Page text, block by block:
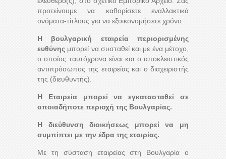
προτείνουμε να καθορίσετε εναλλακτικά
ονόματα-τίτλους για να εξοικονομήσετε χρόνο.
Η βουλγαρική εταιρεία περιορισμένης
ευθύνης μπορεί να συσταθεί και με ένα μέτοχο,
ο οποίος ταυτόχρονα είναι και ο αποκλειστικός
αντιπρόσωπος της εταιρείας και ο διαχειριστής
της (διευθυντής).
Η Εταιρεία μπορεί να εγκατασταθεί σε
οποιαδήποτε περιοχή της Βουλγαρίας.
Η διεύθυνση διοικήσεως μπορεί να μη
συμπίπτει με την έδρα της εταιρίας.
Με τη σύσταση εταιρείας στη Βουλγαρία ο